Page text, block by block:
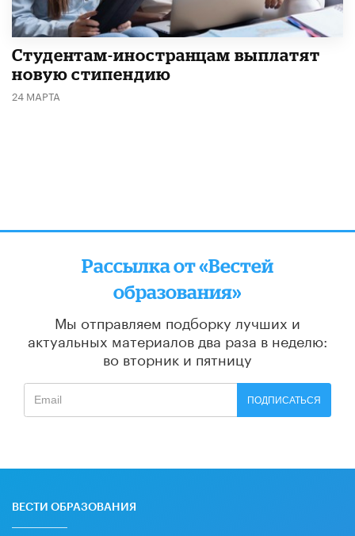
Студентам-иностранцам выплатят
новую стипендию
24 МАРТА
Рассылка от «Вестей
образования»
Мы отправляем подборку лучших и
актуальных материалов два раза в неделю:
во вторник и пятницу
ПОДПИСАТЬСЯ
ВЕСТИ ОБРАЗОВАНИЯ